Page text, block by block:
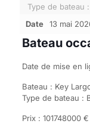
Type de bateau
Date
13 mai
Bateau
Date de mise en
Bateau : Key
Type de bateau :
Prix : 101748000 €